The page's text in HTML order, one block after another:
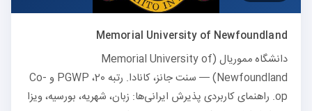
Memorial University of Newfoundland
دانشگاه مموریال (Memorial University of
Newfoundland) — سنت جانز، کانادا. رتبه 20، PGWP و Co-
op. راهنمای کاربردی پذیرش ایرانی‌ها: زبان، شهریه، بورسیه، ویزا